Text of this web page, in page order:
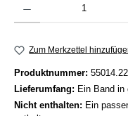
Zum Merkzettel
Produktnummer:
Lieferumfang: Ein Band in
Nicht enthalten: Ein